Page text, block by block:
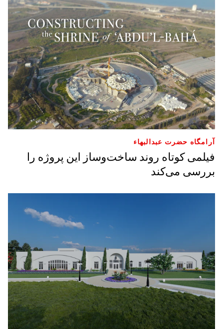
آرامگاه حضرت عبدالبهاء
فیلمی کوتاه روند ساخت‌وساز این پروژه را
بررسی می‌کند